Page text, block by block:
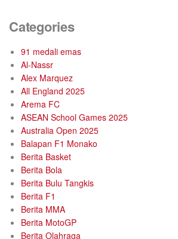
Categories
91 medali emas
Al-Nassr
Alex Marquez
All England 2025
Arema FC
ASEAN School Games 2025
Australia Open 2025
Balapan F1 Monako
Berita Basket
Berita Bola
Berita Bulu Tangkis
Berita F1
Berita MMA
Berita MotoGP
Berita Olahraga